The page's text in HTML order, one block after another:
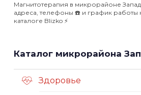
Магнитотерапия в микрорайоне Запад
адреса, телефоны ☎️ и график работы
каталоге Blizko ⚡️
Каталог микрорайона
Здоровье